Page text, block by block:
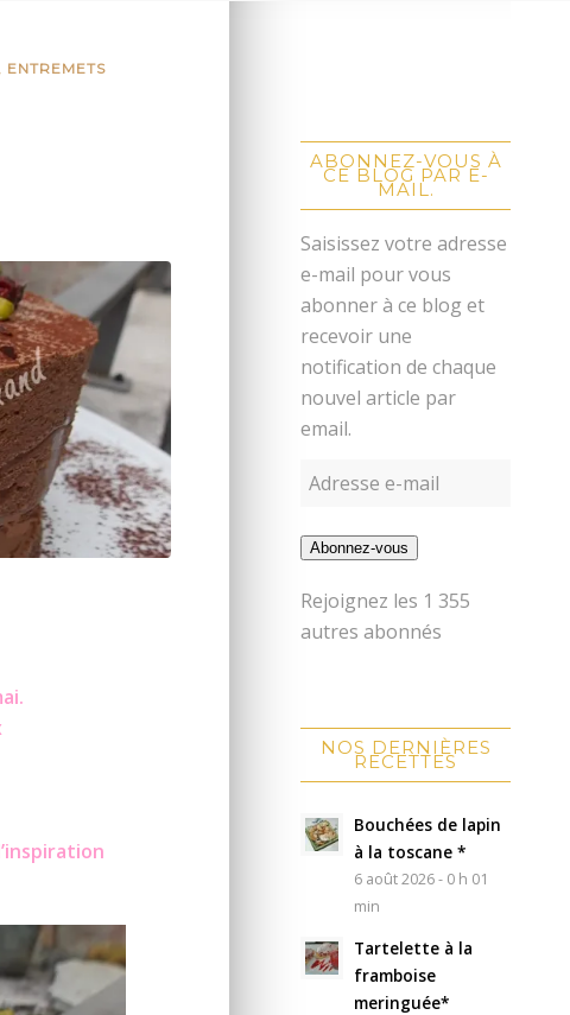
ENTREMETS
ABONNEZ-VOUS À
CE BLOG PAR E-
MAIL.
Saisissez votre adresse
e-mail pour vous
abonner à ce blog et
recevoir une
notification de chaque
nouvel article par
email.
Abonnez-vous
Rejoignez les 1 355
autres abonnés
NOS DERNIÈRES
RECETTES
Bouchées de lapin
à la toscane *
6 août 2026 - 0 h 01
min
Tartelette à la
framboise
meringuée*